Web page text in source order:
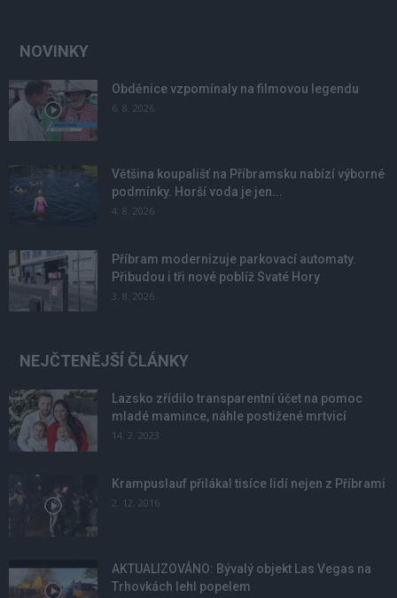
NOVINKY
Obděnice vzpomínaly na filmovou legendu
6. 8. 2026
Většina koupališť na Příbramsku nabízí výborné
podmínky. Horší voda je jen...
4. 8. 2026
Příbram modernizuje parkovací automaty.
Přibudou i tři nové poblíž Svaté Hory
3. 8. 2026
NEJČTENĚJŠÍ ČLÁNKY
Lazsko zřídilo transparentní účet na pomoc
mladé mamince, náhle postižené mrtvicí
14. 2. 2023
Krampuslauf přilákal tisíce lidí nejen z Příbrami
2. 12. 2016
AKTUALIZOVÁNO: Bývalý objekt Las Vegas na
Trhovkách lehl popelem